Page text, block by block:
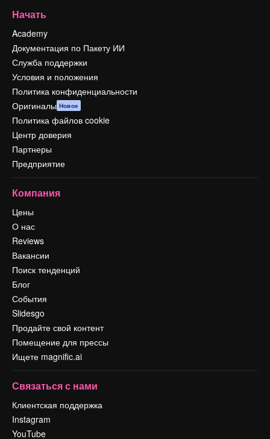
Начать
Academy
Документация по Пакету ИИ
Служба поддержки
Условия и положения
Политика конфиденциальности
Оригиналы Новое
Политика файлов cookie
Центр доверия
Партнеры
Предприятие
Компания
Цены
О нас
Reviews
Вакансии
Поиск тенденций
Блог
События
Slidesgo
Продайте свой контент
Помещение для прессы
Ищете magnific.ai
Связаться с нами
Клиентская поддержка
Instagram
YouTube